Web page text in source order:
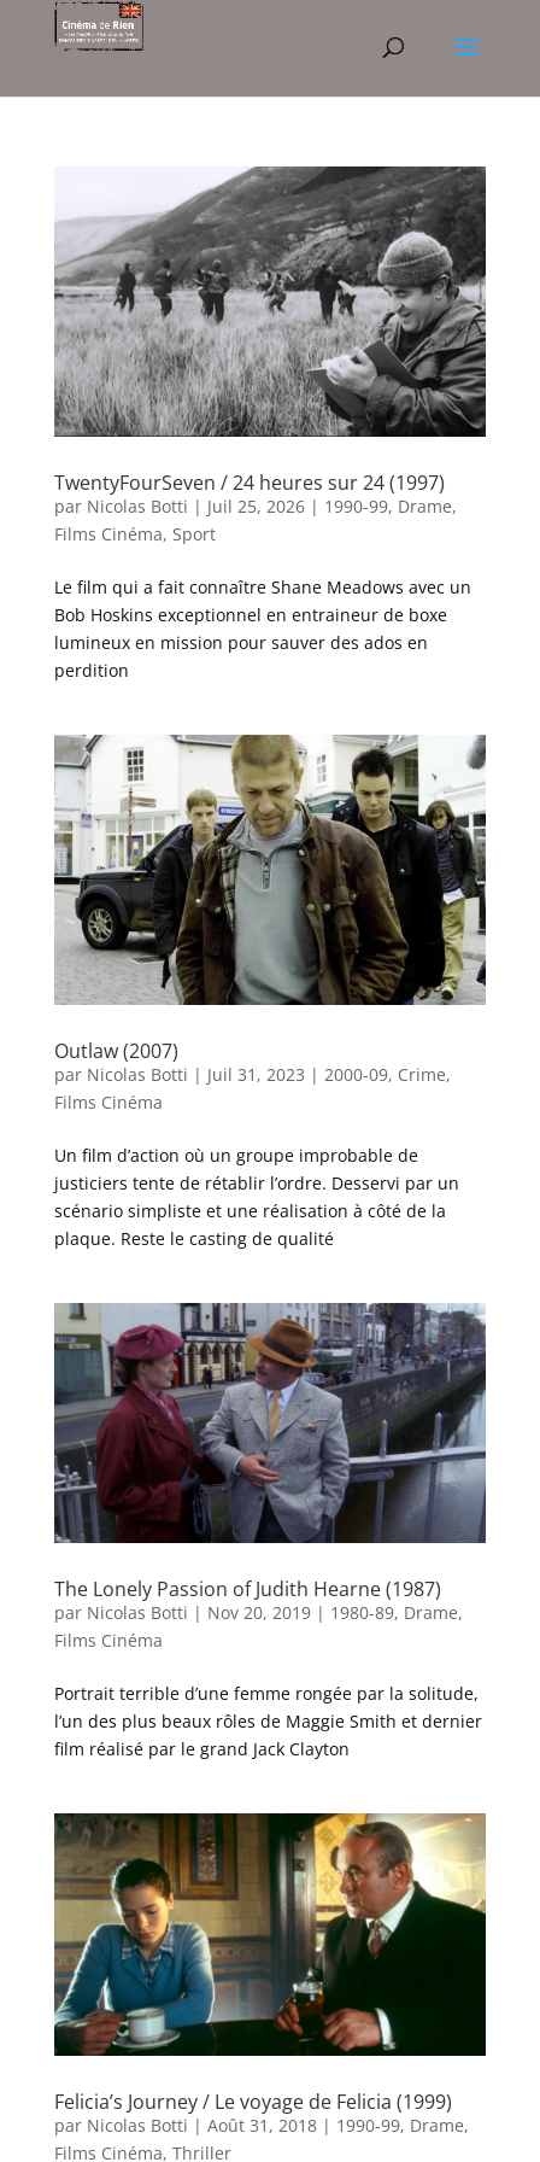
TwentyFourSeven / 24 heures sur 24 (1997)
par Nicolas Botti | Juil 25, 2026| 1990-99, Drame,
Films Cinéma, Sport
Le film qui a fait connaître Shane Meadows avec un
Bob Hoskins exceptionnel en entraineur de boxe
lumineux en mission pour sauver des ados en
perdition
Outlaw (2007)
par Nicolas Botti | Juil 31, 2023 | 2000-09, Crime,
Films Cinéma
Un film d’action où un groupe improbable de
justiciers tente de rétablir l’ordre. Desservi par un
scénario simpliste et une réalisation à côté de la
plaque. Reste le casting de qualité
The Lonely Passion of Judith Hearne (1987)
par Nicolas Botti | Nov 20, 2019| 1980-89, Drame,
Films Cinéma
Portrait terrible d’une femme rongée par la solitude,
l’un des plus beaux rôles de Maggie Smith et dernier
film réalisé par le grand Jack Clayton
Felicia’s Journey / Le voyage de Felicia (1999)
par Nicolas Botti | Août 31, 2018| 1990-99, Drame,
Films Cinéma, Thriller